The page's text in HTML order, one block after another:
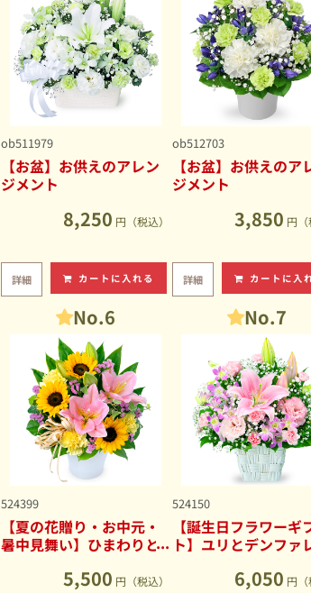
ob511979
【お盆】お供えのアレン
ジメント
8,250 円（税込）
詳細 カートに入れる
ob512703
【お盆】お供えのア
ジメント
3,850 円（
詳細 カートに入
No.6
524399
【夏の花贈り・お中元・
暑中見舞い】ひまわりと
5,500 円（税込）
No.7
524150
【誕生日フラワーギ
ト】ユリとデンファ
6,050 円（